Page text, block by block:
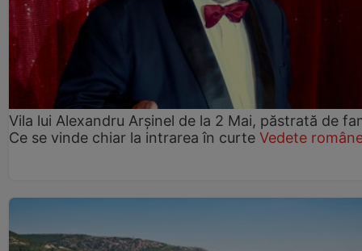
Vila lui Alexandru Arșinel de la 2 Mai, păstrată de
Ce se vinde chiar la intrarea în curte Vedete